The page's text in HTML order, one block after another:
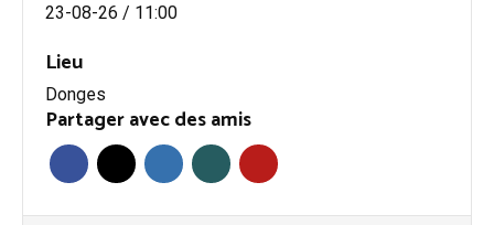
23-08-26 / 11:00
Lieu
Donges
Partager avec des amis